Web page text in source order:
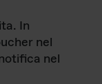
In
nel
nel